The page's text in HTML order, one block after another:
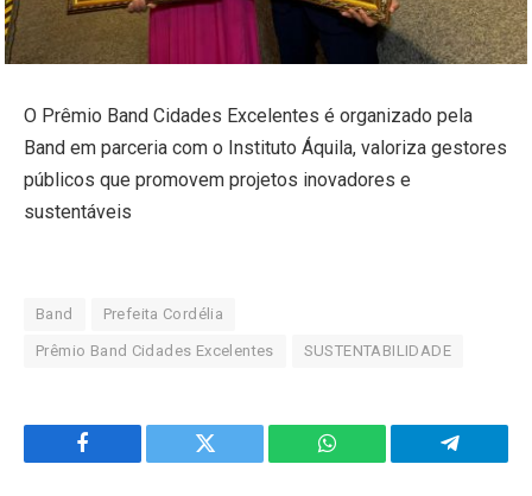
O Prêmio Band Cidades Excelentes é organizado pela
Band em parceria com o Instituto Áquila, valoriza gestores
públicos que promovem projetos inovadores e
sustentáveis
Band Prefeita Cordélia
Prêmio Band Cidades Excelentes SUSTENTABILIDADE
Facebook Twitter WhatsApp Telegram